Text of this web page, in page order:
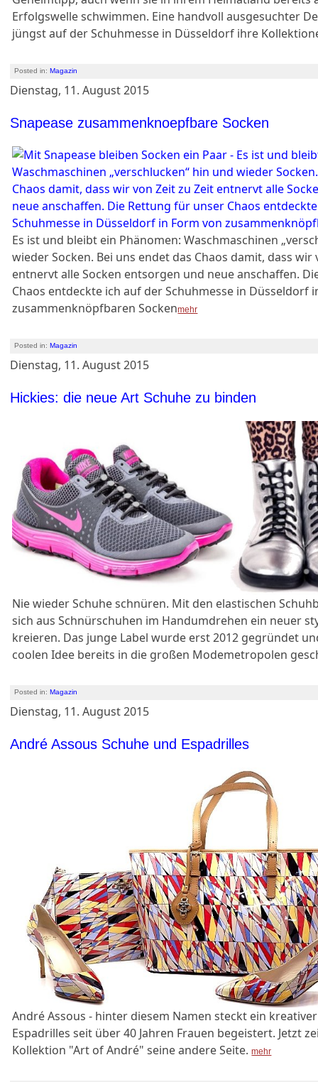
Erfolgswelle schwimmen. Eine handvoll ausgesuchter
jüngst auf der Schuhmesse in Düsseldorf ihre
Posted in:Magazin
Dienstag, 11. August 2015
Snapease zusammenknoepfbare Socken
Es ist und bleibt ein Phänomen: Waschmaschinen
wieder Socken. Bei uns endet das Chaos damit, dass wir
entnervt alle Socken entsorgen und neue anschaffen.
Chaos entdeckte ich auf der Schuhmesse in Düsseldorf
zusammenknöpfbaren Sockenmehr
Posted in:Magazin
Dienstag, 11. August 2015
Hickies: die neue Art Schuhe zu binden
Nie wieder Schuhe schnüren. Mit den elastischen
sich aus Schnürschuhen im Handumdrehen ein neuer
kreieren. Das junge Label wurde erst 2012 gegründet
coolen Idee bereits in die großen Modemetropolen
Posted in:Magazin
Dienstag, 11. August 2015
André Assous Schuhe und Espadrilles
André Assous - hinter diesem Namen steckt ein
Espadrilles seit über 40 Jahren Frauen begeistert. Jetzt
Kollektion "Art of André" seine andere Seite.mehr